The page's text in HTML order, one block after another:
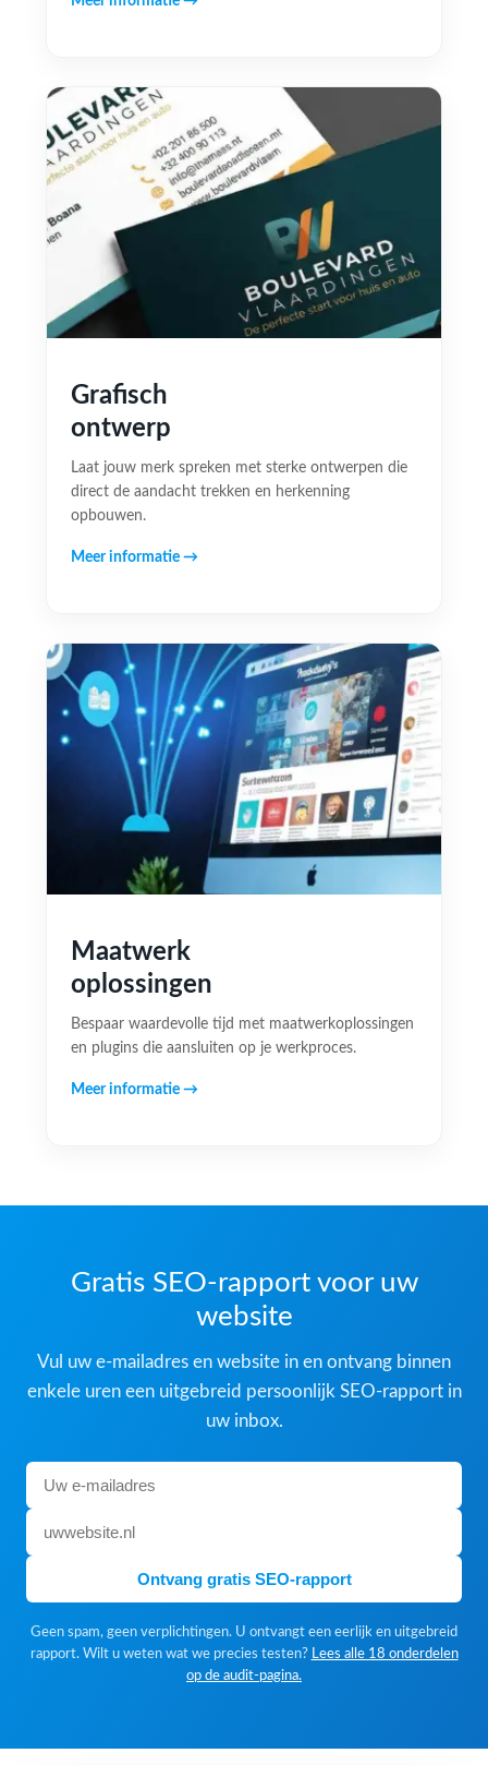
Grafisch
ontwerp
Laat jouw merk spreken met sterke ontwerpen die
direct de aandacht trekken en herkenning
opbouwen.
Meer informatie →
Maatwerk
oplossingen
Bespaar waardevolle tijd met maatwerkoplossingen
en plugins die aansluiten op je werkproces.
Meer informatie →
Gratis SEO-rapport voor uw
website
Vul uw e-mailadres en website in en ontvang binnen
enkele uren een uitgebreid persoonlijk SEO-rapport in
uw inbox.
Ontvang gratis SEO-rapport
Geen spam, geen verplichtingen. U ontvangt een eerlijk en uitgebreid
rapport. Wilt u weten wat we precies testen? Lees alle 18 onderdelen
op de audit-pagina.